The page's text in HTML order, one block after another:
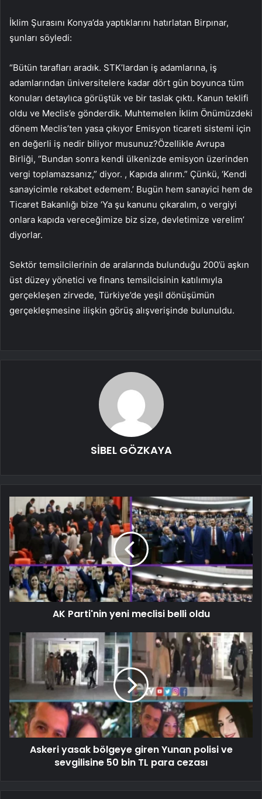
İklim Şurasını Konya’da yaptıklarını hatırlatan Birpınar,
şunları söyledi:
“Bütün tarafları aradık. STK’lardan iş adamlarına, iş
adamlarından üniversitelere kadar dört gün boyunca tüm
konuları detaylıca görüştük ve bir taslak çıktı. Kanun teklifi
oldu ve Meclis’e gönderdik. Muhtemelen İklim Önümüzdeki
dönem Meclis’ten yasa çıkıyor Emisyon ticareti sistemi için
en değerli iş nedir biliyor musunuz?Özellikle Avrupa
Birliği, “Bundan sonra kendi ülkenizde emisyon üzerinden
vergi toplamazsanız,” diyor. , Kapıda alırım.” Çünkü, ‘Kendi
sanayicimle rekabet edemem.’ Bugün hem sanayici hem de
Ticaret Bakanlığı bize ‘Ya şu kanunu çıkaralım, o vergiyi
onlara kapıda vereceğimize biz size, devletimize verelim’
diyorlar.
Sektör temsilcilerinin de aralarında bulunduğu 200’ü aşkın
üst düzey yönetici ve finans temsilcisinin katılımıyla
gerçekleşen zirvede, Türkiye’de yeşil dönüşümün
gerçekleşmesine ilişkin görüş alışverişinde bulunuldu.
SİBEL GÖZKAYA
AK Parti'nin yeni meclisi belli oldu
Askeri yasak bölgeye giren Yunan polisi ve
sevgilisine 50 bin TL para cezası